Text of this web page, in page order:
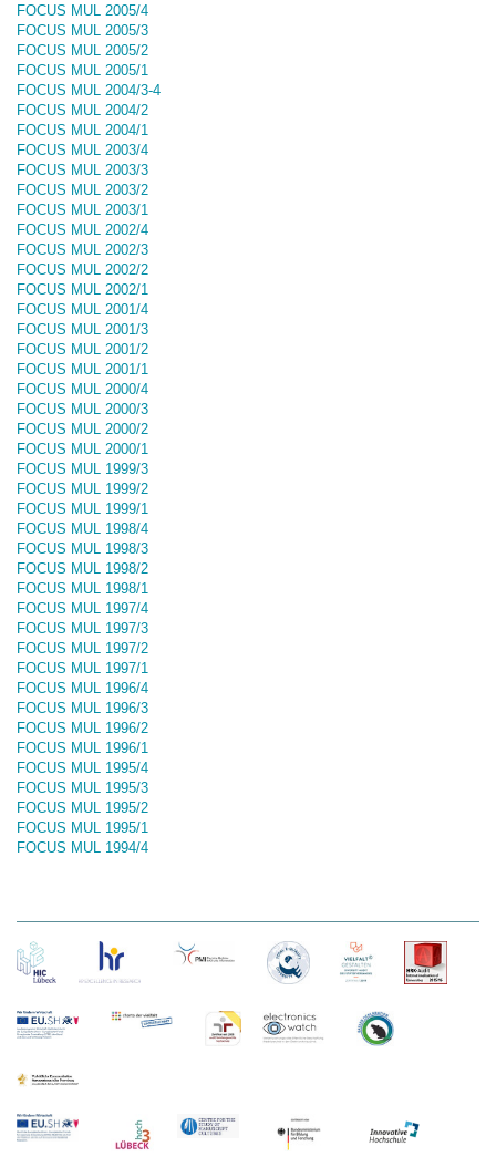
FOCUS MUL 2005/4
FOCUS MUL 2005/3
FOCUS MUL 2005/2
FOCUS MUL 2005/1
FOCUS MUL 2004/3-4
FOCUS MUL 2004/2
FOCUS MUL 2004/1
FOCUS MUL 2003/4
FOCUS MUL 2003/3
FOCUS MUL 2003/2
FOCUS MUL 2003/1
FOCUS MUL 2002/4
FOCUS MUL 2002/3
FOCUS MUL 2002/2
FOCUS MUL 2002/1
FOCUS MUL 2001/4
FOCUS MUL 2001/3
FOCUS MUL 2001/2
FOCUS MUL 2001/1
FOCUS MUL 2000/4
FOCUS MUL 2000/3
FOCUS MUL 2000/2
FOCUS MUL 2000/1
FOCUS MUL 1999/3
FOCUS MUL 1999/2
FOCUS MUL 1999/1
FOCUS MUL 1998/4
FOCUS MUL 1998/3
FOCUS MUL 1998/2
FOCUS MUL 1998/1
FOCUS MUL 1997/4
FOCUS MUL 1997/3
FOCUS MUL 1997/2
FOCUS MUL 1997/1
FOCUS MUL 1996/4
FOCUS MUL 1996/3
FOCUS MUL 1996/2
FOCUS MUL 1996/1
FOCUS MUL 1995/4
FOCUS MUL 1995/3
FOCUS MUL 1995/2
FOCUS MUL 1995/1
FOCUS MUL 1994/4